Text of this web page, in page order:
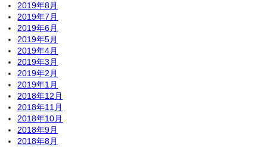
2019年8月
2019年7月
2019年6月
2019年5月
2019年4月
2019年3月
2019年2月
2019年1月
2018年12月
2018年11月
2018年10月
2018年9月
2018年8月